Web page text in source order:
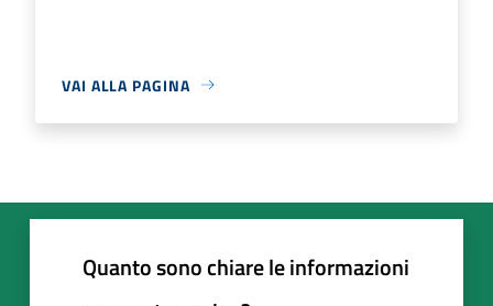
VAI ALLA PAGINA
Quanto sono chiare le informazioni